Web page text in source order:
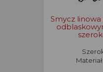
Smycz